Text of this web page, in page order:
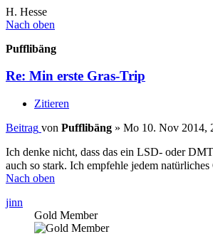
H. Hesse
Nach oben
Pufflibäng
Re: Min erste Gras-Trip
Zitieren
Beitrag von Pufflibäng » Mo 10. Nov 2014,
Ich denke nicht, dass das ein LSD- oder
auch so stark. Ich empfehle jedem
Nach oben
jinn
Gold Member